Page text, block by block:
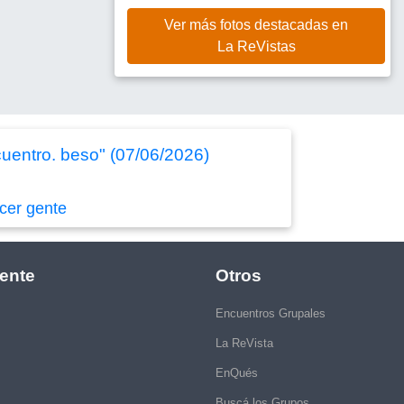
Ver más fotos destacadas en
La ReVistas
beso" (07/06/2026)
gente
Otros
Encuentros Grupales
La ReVista
EnQués